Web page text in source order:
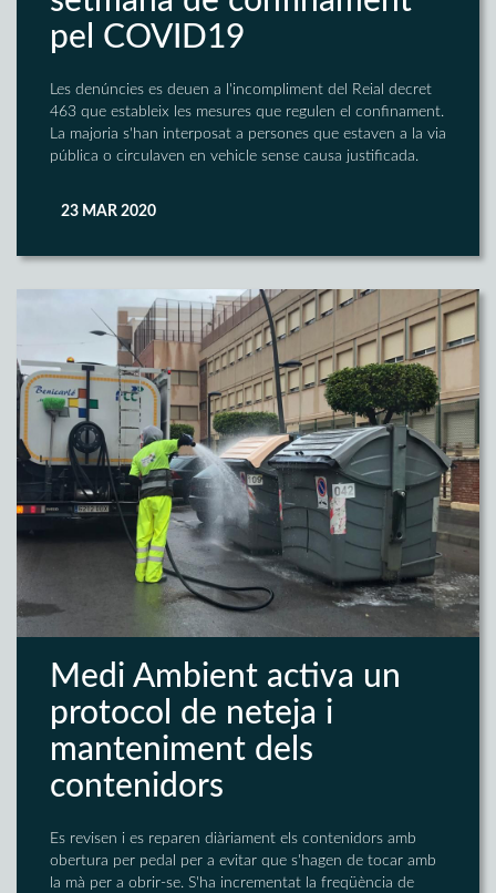
pel COVID19
Les denúncies es deuen a l'incompliment del Reial decret
463 que estableix les mesures que regulen el confinament.
La majoria s'han interposat a persones que estaven a la via
pública o circulaven en vehicle sense causa justificada.
23 MAR 2020
Medi Ambient activa un
protocol de neteja i
manteniment dels
contenidors
Es revisen i es reparen diàriament els contenidors amb
obertura per pedal per a evitar que s'hagen de tocar amb
la mà per a obrir-se. S'ha incrementat la freqüència de